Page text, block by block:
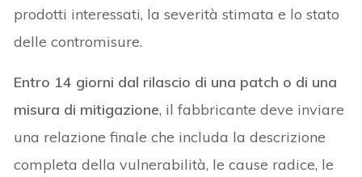
prodotti interessati, la severità stimata e lo stato
delle contromisure.
Entro 14 giorni dal rilascio di una patch o di una
misura di mitigazione, il fabbricante deve inviare
una relazione finale che includa la descrizione
completa della vulnerabilità, le cause radice, le